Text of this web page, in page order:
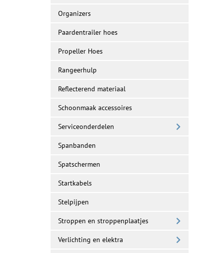
Organizers
Paardentrailer hoes
Propeller Hoes
Rangeerhulp
Reflecterend materiaal
Schoonmaak accessoires
Serviceonderdelen
Spanbanden
Spatschermen
Startkabels
Stelpijpen
Stroppen en stroppenplaatjes
Verlichting en elektra